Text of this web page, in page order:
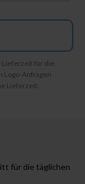
für die
Logo-Anfragen
Lieferzeit.
für die täglichen